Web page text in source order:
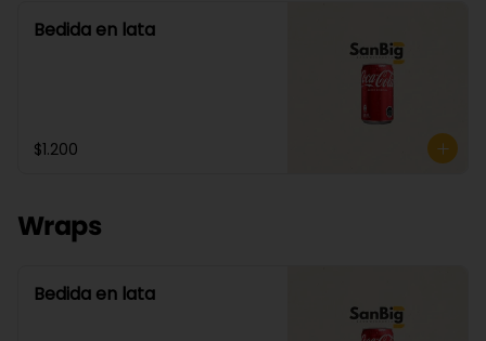
Bedida en lata
$1.200
Wraps
Bedida en lata